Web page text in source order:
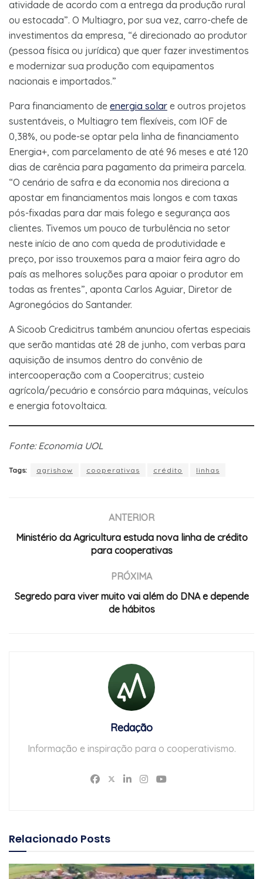
atividade de acordo com a entrega da produção rural
ou estocada”. O Multiagro, por sua vez, carro-chefe de
investimentos da empresa, “é direcionado ao produtor
(pessoa física ou jurídica) que quer fazer investimentos
e modernizar sua produção com equipamentos
nacionais e importados.”
Para financiamento de energia solar e outros projetos
sustentáveis, o Multiagro tem flexíveis, com IOF de
0,38%, ou pode-se optar pela linha de financiamento
Energia+, com parcelamento de até 96 meses e até 120
dias de carência para pagamento da primeira parcela.
“O cenário de safra e da economia nos direciona a
apostar em financiamentos mais longos e com taxas
pós-fixadas para dar mais folego e segurança aos
clientes. Tivemos um pouco de turbulência no setor
neste início de ano com queda de produtividade e
preço, por isso trouxemos para a maior feira agro do
país as melhores soluções para apoiar o produtor em
todas as frentes”, aponta Carlos Aguiar, Diretor de
Agronegócios do Santander.
A Sicoob Credicitrus também anunciou ofertas especiais
que serão mantidas até 28 de junho, com verbas para
aquisição de insumos dentro do convênio de
intercooperação com a Coopercitrus; custeio
agrícola/pecuário e consórcio para máquinas, veículos
e energia fotovoltaica.
Fonte: Economia UOL
Tags: agrishow cooperativas crédito linhas
ANTERIOR
Ministério da Agricultura estuda nova linha de crédito
para cooperativas
PRÓXIMA
Segredo para viver muito vai além do DNA e depende
de hábitos
Redação
Informação e inspiração para o cooperativismo.
Relacionado Posts